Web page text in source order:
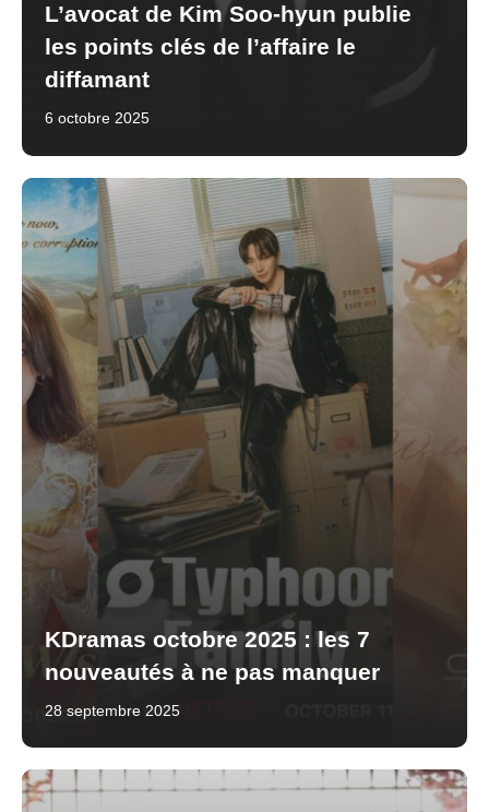
L’avocat de Kim Soo-hyun publie
les points clés de l’affaire le
diffamant
6 octobre 2025
KDramas octobre 2025 : les 7
nouveautés à ne pas manquer
28 septembre 2025